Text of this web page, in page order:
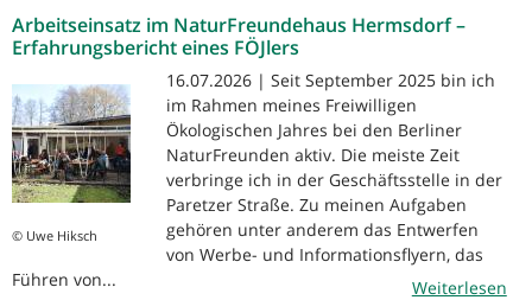
Arbeitseinsatz im NaturFreundehaus Hermsdorf –
Erfahrungsbericht eines FÖJlers
© Uwe Hiksch
16.07.2026 | Seit September 2025 bin ich
im Rahmen meines Freiwilligen
Ökologischen Jahres bei den Berliner
NaturFreunden aktiv. Die meiste Zeit
verbringe ich in der Geschäftsstelle in der
Paretzer Straße. Zu meinen Aufgaben
gehören unter anderem das Entwerfen
von Werbe- und Informationsflyern, das
Führen von...
Weiterlesen